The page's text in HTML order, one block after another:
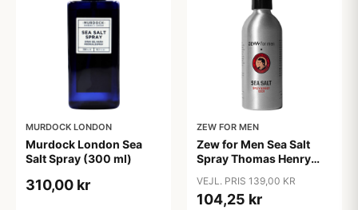
MURDOCK LONDON
Murdock London Sea
Salt Spray (300 ml)
310,00 kr
ZEW FOR MEN
Zew for Men Sea Salt
Spray Thomas Henry
VEJL. PRIS 139,00 KR
104,25 kr